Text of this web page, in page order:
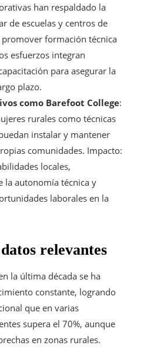
han respaldado la
de escuelas y centros de
promover formación técnica
esfuerzos integran
para asegurar la
plazo.
como Barefoot College:
rurales como técnicas
instalar y mantener
comunidades. Impacto:
locales,
la autonomía técnica y
laborales en la
relevantes
la última década se ha
constante, logrando
que en varias
supera el 70%, aunque
en zonas rurales.